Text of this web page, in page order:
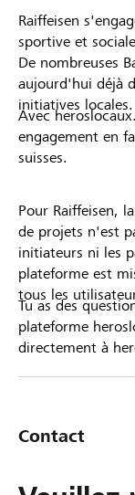
Raiffeisen
sportive et
De nombreuses
aujourd'hui déjà
initiatives locales.
Avec
engagement en
suisses.
Pour Raiffeisen,
de projets n'est
initiateurs ni les
plateforme est
tous les
Tu as des
plateforme
directement à
Contact